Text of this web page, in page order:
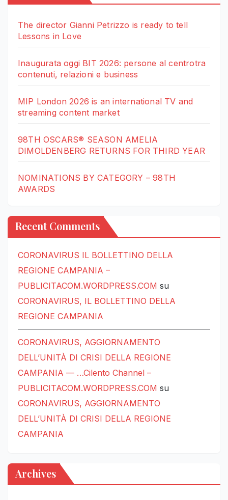
The director Gianni Petrizzo is ready to tell
Lessons in Love
Inaugurata oggi BIT 2026: persone al centrotra
contenuti, relazioni e business
MIP London 2026 is an international TV and
streaming content market
98TH OSCARS® SEASON AMELIA
DIMOLDENBERG RETURNS FOR THIRD YEAR
NOMINATIONS BY CATEGORY – 98TH
AWARDS
Recent Comments
CORONAVIRUS IL BOLLETTINO DELLA
REGIONE CAMPANIA –
PUBLICITACOM.WORDPRESS.COM su
CORONAVIRUS, IL BOLLETTINO DELLA
REGIONE CAMPANIA
CORONAVIRUS, AGGIORNAMENTO
DELL’UNITÀ DI CRISI DELLA REGIONE
CAMPANIA — …Cilento Channel –
PUBLICITACOM.WORDPRESS.COM su
CORONAVIRUS, AGGIORNAMENTO
DELL’UNITÀ DI CRISI DELLA REGIONE
CAMPANIA
Archives